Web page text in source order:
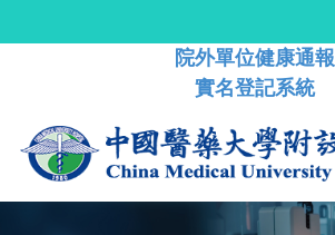
院外單位健康通報
實名登記系統